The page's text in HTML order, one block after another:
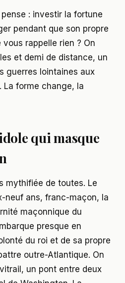
: investir la fortune
pendant que son propre
rappelle rien ? On
et demi de distance, un
guerres lointaines aux
La forme change, la
qui masque
mythifiée de toutes. Le
ans, franc-maçon, la
maçonnique du
presque en
du roi et de sa propre
outre-Atlantique. On
un pont entre deux